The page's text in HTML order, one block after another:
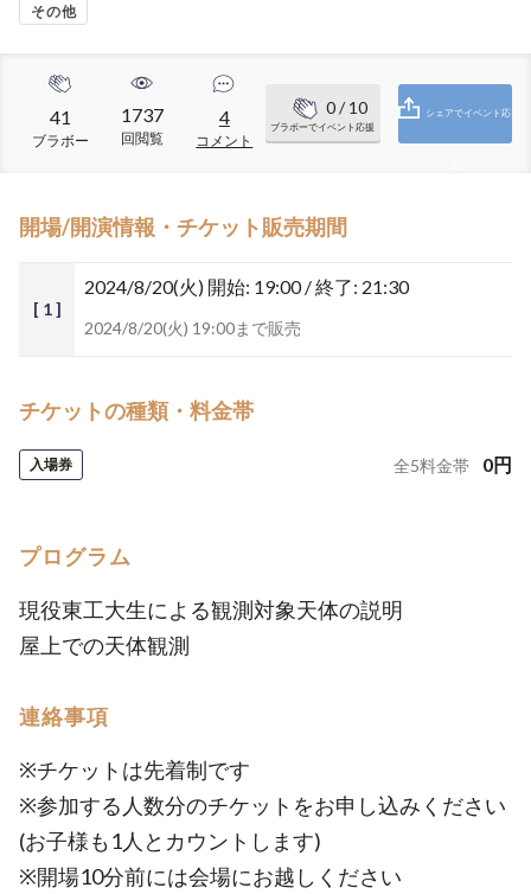
その他
41
ブラボー
1737
回閲覧
4
コメント
0/ 10
ブラボーでイベント応援
シェアでイベント応
開場/開演情報・チケット販売期間
[ 1 ]
2024/8/20(火) 開始: 19:00 / 終了: 21:30
2024/8/20(火) 19:00まで販売
チケットの種類・料金帯
入場券 全5料金帯 0円
プログラム
現役東工大生による観測対象天体の説明
屋上での天体観測
連絡事項
※チケットは先着制です
※参加する人数分のチケットをお申し込みください
(お子様も1人とカウントします)
※開場10分前には会場にお越しください